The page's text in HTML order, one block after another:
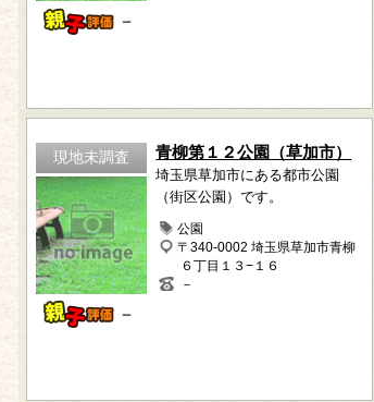
－
現地未調査
－
青柳第１２公園（草加市）
埼玉県草加市にある都市公園
（街区公園）です。
公園
〒340-0002 埼玉県草加市青柳
６丁目１３−１６
－